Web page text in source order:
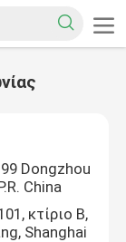
Dongzhou
China
κτίριο Β,
Shanghai